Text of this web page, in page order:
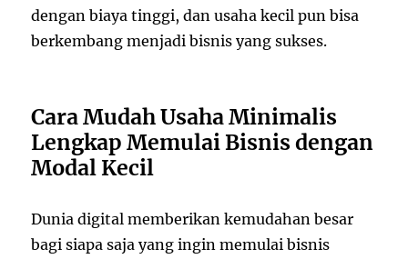
dengan biaya tinggi, dan usaha kecil pun bisa
berkembang menjadi bisnis yang sukses.
Cara Mudah Usaha Minimalis
Lengkap Memulai Bisnis dengan
Modal Kecil
Dunia digital memberikan kemudahan besar
bagi siapa saja yang ingin memulai bisnis